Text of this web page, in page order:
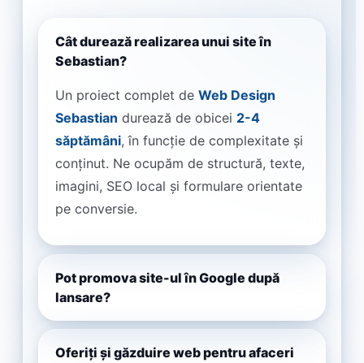
Cât durează realizarea unui site în
Sebastian?
Un proiect complet de Web Design
Sebastian durează de obicei 2-4
săptămâni, în funcție de complexitate și
conținut. Ne ocupăm de structură, texte,
imagini, SEO local și formulare orientate
pe conversie.
Pot promova site-ul în Google după
lansare?
Oferiți și găzduire web pentru afaceri